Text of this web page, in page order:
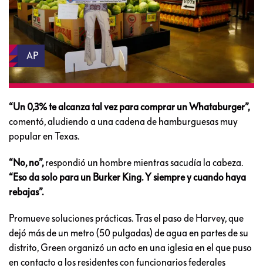
AP
“Un 0,3% te alcanza tal vez para comprar un Whataburger”,
comentó, aludiendo a una cadena de hamburguesas muy
popular en Texas.
“No, no”,respondió un hombre mientras sacudía la cabeza.
“Eso da solo para un Burker King. Y siempre y cuando haya
rebajas”.
Promueve soluciones prácticas. Tras el paso de Harvey, que
dejó más de un metro (50 pulgadas) de agua en partes de su
distrito, Green organizó un acto en una iglesia en el que puso
en contacto a los residentes con funcionarios federales